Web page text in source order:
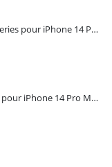
Coque antichoc Guardian Series pour iPhone 14 Pro Max - TORRAS
Coque Magnétique Ostand pour iPhone 14 Pro Max - Violet Foncé - TORRAS